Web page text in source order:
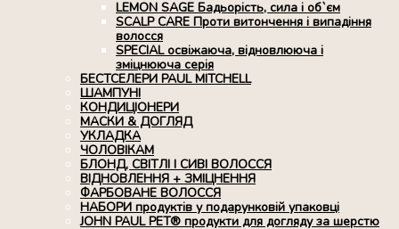
LEMON SAGE Бадьорість, сила і об`єм
SCALP CARE Проти витончення і випадіння
волосся
SPECIAL освіжаюча, відновлююча і
зміцнююча серія
БЕСТСЕЛЕРИ PAUL MITCHELL
ШАМПУНІ
КОНДИЦІОНЕРИ
МАСКИ & ДОГЛЯД
УКЛАДКА
ЧОЛОВІКАМ
БЛОНД, СВІТЛІ І СИВІ ВОЛОССЯ
ВІДНОВЛЕННЯ + ЗМІЦНЕННЯ
ФАРБОВАНЕ ВОЛОССЯ
НАБОРИ продуктів у подарунковій упаковці
JOHN PAUL PET® продукти для догляду за шерстю